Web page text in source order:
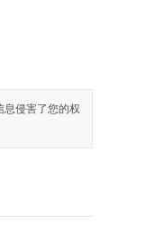
息侵害了您的权